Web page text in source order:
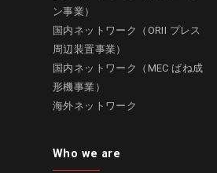
ン事業）
国内ネットワーク（ORII プレス
周辺装置事業）
国内ネットワーク（MEC ばね成
形機事業）
海外ネットワーク
Who we are